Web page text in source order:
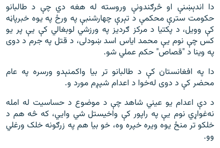
دا اندېښنې او څرګندونې وروسته له هغه دي چې د طالبانو
حکومت سترې محکمې د تېرې چهارشنبې په ورځ په یوه خبرپاڼه
کې وویل، د پکتیا د مرکز ګردیز په ورزشي لوبغالي کې یې پر یو
کس چې نوم یې محمد ایاس اسد ښودلی، د قتل په جرم د دوی
په وینا د "قصاص" حکم عملي شو.
دا په افغانستان کې د طالبانو تر بیا واکمنېدو ورسره په عام
محضر کې د دوی له‌‌‌خوا د اعدام شپږم مورد و.
د دې اعدام یو عیني شاهد چې د موضوع د حساسیت له امله
نه‌‌‌غواړي نوم یې په راپور کې واخیستل شي وايي، که څه هم د
خلکو تر منځ یوه ویره خپره وه، خو بیا هم په زرګونه خلک ورغلي
وو.